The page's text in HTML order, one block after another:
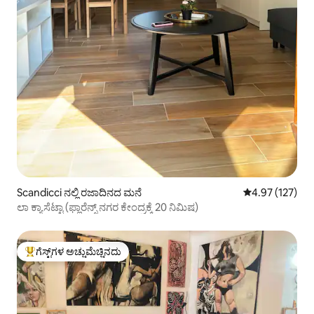
Scandicci ನಲ್ಲಿ ರಜಾದಿನದ ಮನೆ 5 ರಲ್ಲಿ 4.97
4.97 (127)
ಲಾ ಕ್ಯಾಸೆಟ್ಟಾ (ಫ್ಲಾರೆನ್ಸ್ ನಗರ ಕೇಂದ್ರಕ್ಕೆ 20 ನಿಮಿಷ)
ಗೆಸ್ಟ್‌ಗಳಿಗೆ ಅತಿ ಹೆಚ್ಚು ಅಚ್ಚುಮೆಚ್ಚಿನದು
ಗೆಸ್ಟ್‌ಗಳ ಅಚ್ಚುಮೆಚ್ಚಿನದು